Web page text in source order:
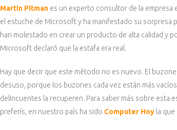
Martin Pitman es un experto consultor de la empresa
el estuche de Microsoft y ha manifestado su sorpresa
han molestado en crear un producto de alta calidad y
Microsoft declaró que la estafa era real.
Hay que decir que este método no es nuevo. El
desuso, porque los buzones cada vez están más
delincuentes la recuperen. Para saber más sobre esta
preferís, en nuestro país ha sido Computer Hoy la